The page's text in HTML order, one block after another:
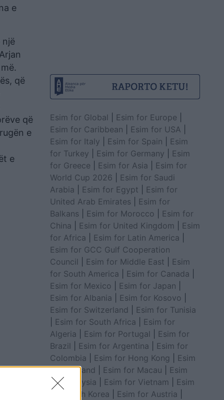
e
një
që
që
e
e
Esim for Global Esim for Europe
Esim for Caribbean
Esim for USA
Esim for Italy
Esim for Spain
Esim
for Turkey
Esim for Germany
Esim
for Greece
Esim for Asia
Esim for
World Cup 2026
Esim for Saudi
Arabia
Esim for Egypt
Esim for
United Arab Emirates
Esim for
Balkans
Esim for Morocco
Esim for
China
Esim for United Kingdom
Esim
for Africa
Esim for Latin America
Esim for GCC Gulf Cooperation
Council
Esim for Middle East
Esim
for South America
Esim for Canada
Esim for Mexico
Esim for Japan
Esim for Albania
Esim for Kosovo
Esim for Switzerland
Esim for Tunisia
Esim for South Africa
Esim for
Algeria
Esim for Portugal
Esim for
Brazil
Esim for Argentina
Esim for
Colombia
Esim for Hong Kong
Esim
for Thailand
Esim for Macau
Esim
for Malaysia
Esim for Vietnam
Esim
for South Korea
Esim for Austria